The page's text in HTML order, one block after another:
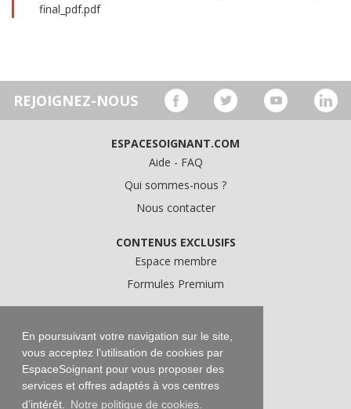
En poursuivant votre navigation sur le site,
vous acceptez l’utilisation de cookies par
EspaceSoignant pour vous proposer des
services et offres adaptés à vos centres
d’intérêt.
Notre politique de cookies.
final_pdf.pdf
REJOIGNEZ-NOUS
ESPACESOIGNANT.COM
Aide - FAQ
Qui sommes-nous ?
Nous contacter
CONTENUS EXCLUSIFS
Espace membre
Formules Premium
Conditions Générales d'Utilisation
Données personnelles
Conditions Générales de Vente
Mentions légales